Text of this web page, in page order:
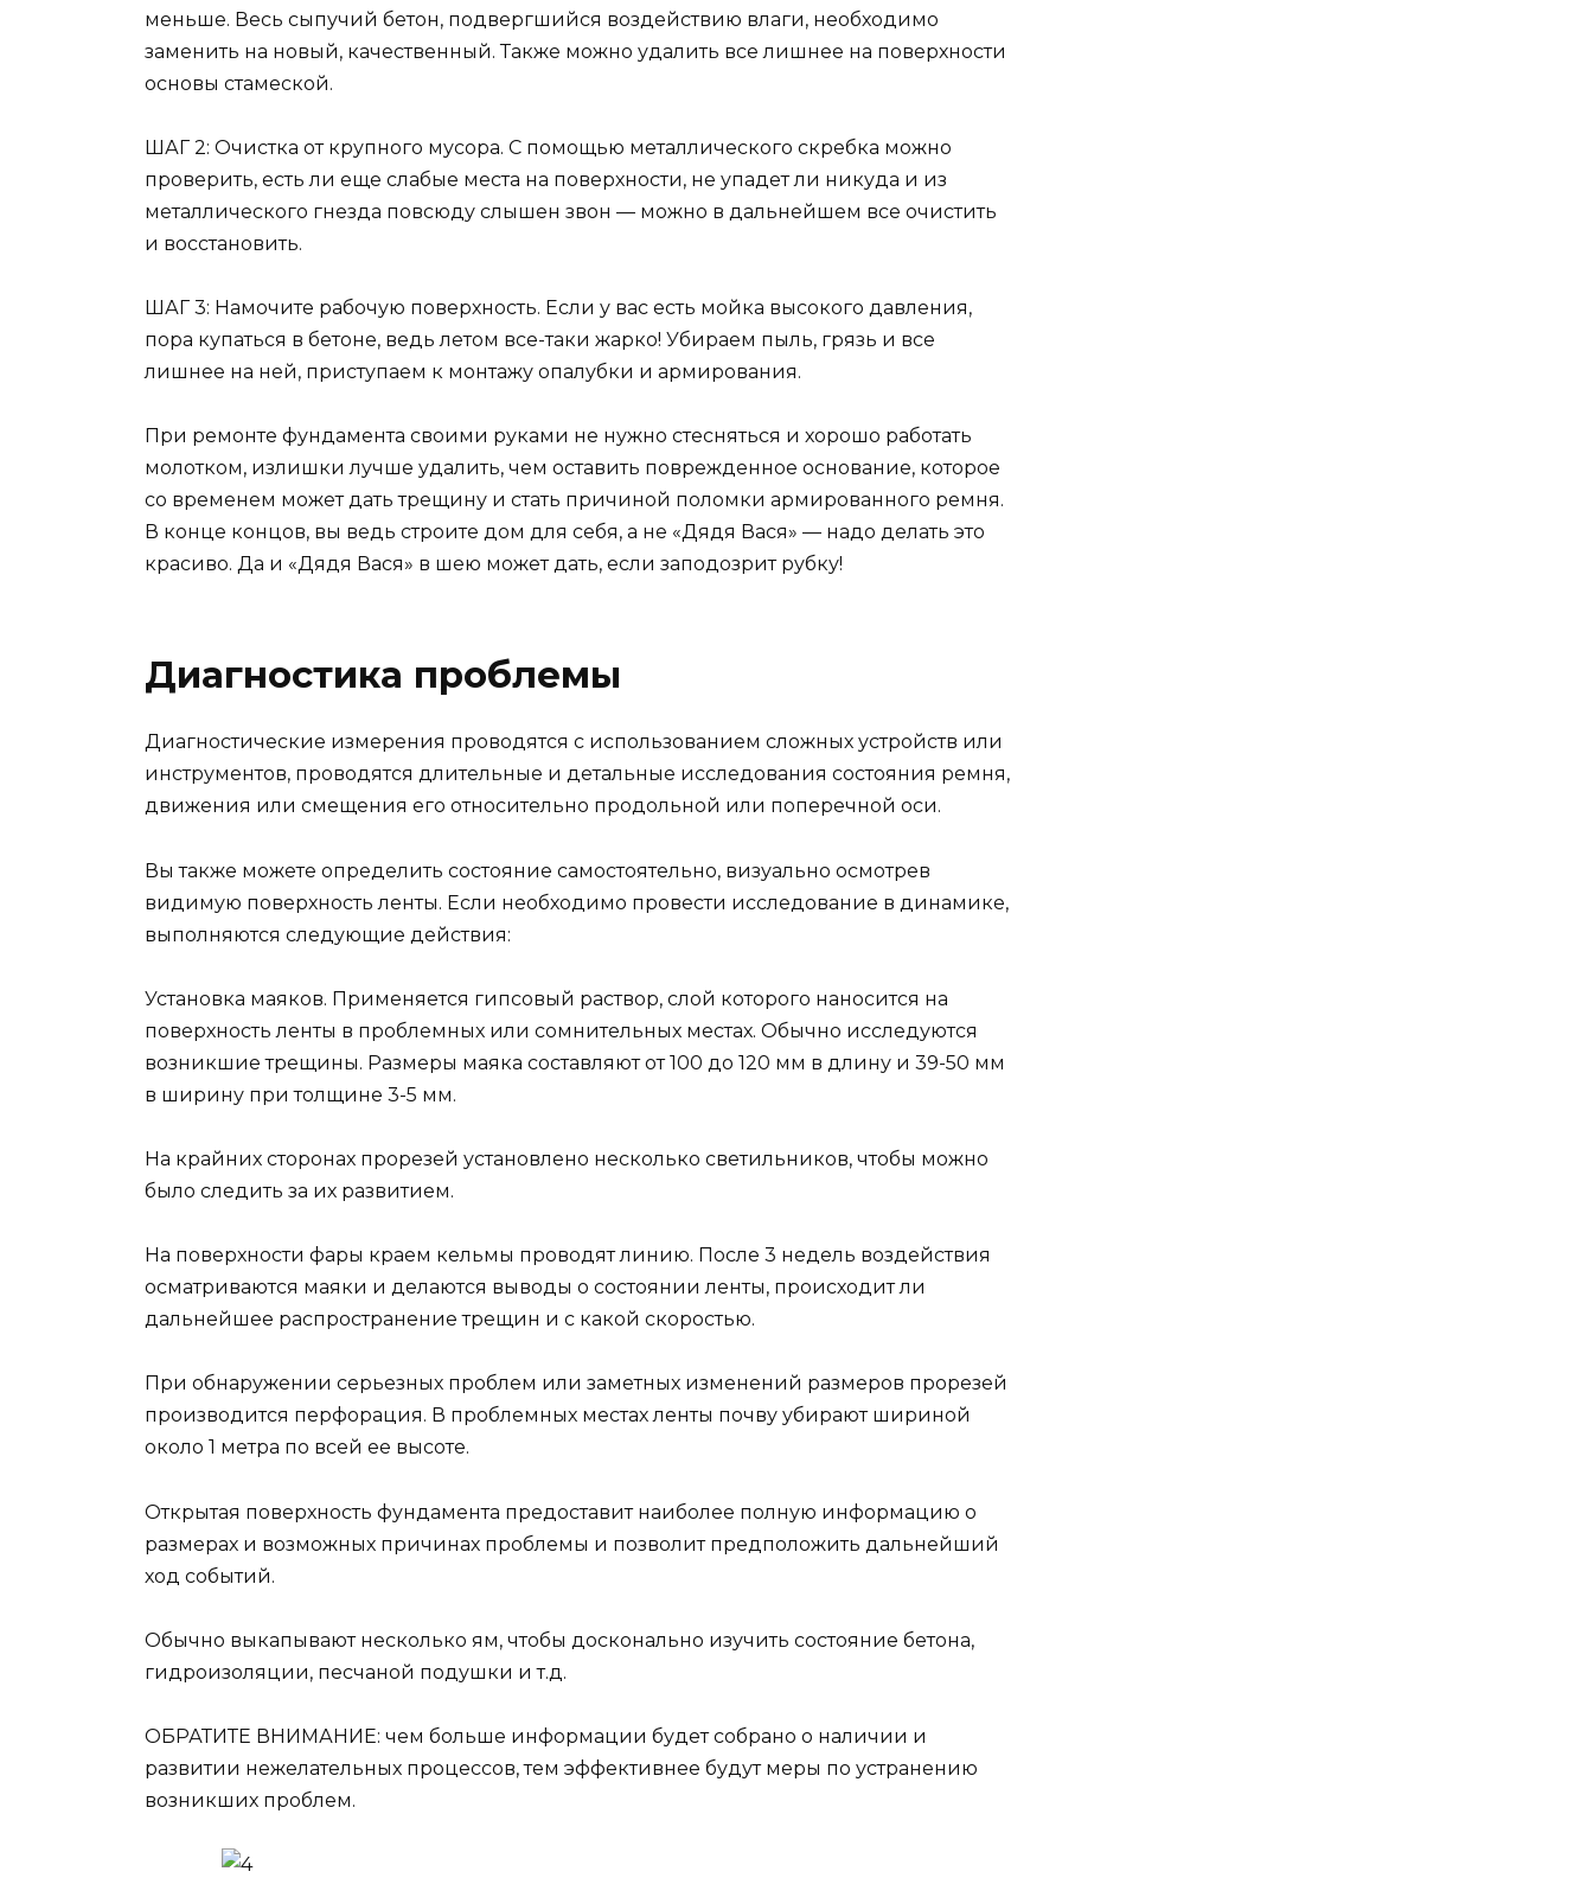
меньше. Весь сыпучий бетон, подвергшийся воздействию влаги, необходимо
заменить на новый, качественный. Также можно удалить все лишнее на поверхности
основы стамеской.
ШАГ 2: Очистка от крупного мусора. С помощью металлического скребка можно
проверить, есть ли еще слабые места на поверхности, не упадет ли никуда и из
металлического гнезда повсюду слышен звон — можно в дальнейшем все очистить
и восстановить.
ШАГ 3: Намочите рабочую поверхность. Если у вас есть мойка высокого давления,
пора купаться в бетоне, ведь летом все-таки жарко! Убираем пыль, грязь и все
лишнее на ней, приступаем к монтажу опалубки и армирования.
При ремонте фундамента своими руками не нужно стесняться и хорошо работать
молотком, излишки лучше удалить, чем оставить поврежденное основание, которое
со временем может дать трещину и стать причиной поломки армированного ремня.
В конце концов, вы ведь строите дом для себя, а не «Дядя Вася» — надо делать это
красиво. Да и «Дядя Вася» в шею может дать, если заподозрит рубку!
Диагностика проблемы
Диагностические измерения проводятся с использованием сложных устройств или
инструментов, проводятся длительные и детальные исследования состояния ремня,
движения или смещения его относительно продольной или поперечной оси.
Вы также можете определить состояние самостоятельно, визуально осмотрев
видимую поверхность ленты. Если необходимо провести исследование в динамике,
выполняются следующие действия:
Установка маяков. Применяется гипсовый раствор, слой которого наносится на
поверхность ленты в проблемных или сомнительных местах. Обычно исследуются
возникшие трещины. Размеры маяка составляют от 100 до 120 мм в длину и 39-50 мм
в ширину при толщине 3-5 мм.
На крайних сторонах прорезей установлено несколько светильников, чтобы можно
было следить за их развитием.
На поверхности фары краем кельмы проводят линию. После 3 недель воздействия
осматриваются маяки и делаются выводы о состоянии ленты, происходит ли
дальнейшее распространение трещин и с какой скоростью.
При обнаружении серьезных проблем или заметных изменений размеров прорезей
производится перфорация. В проблемных местах ленты почву убирают шириной
около 1 метра по всей ее высоте.
Открытая поверхность фундамента предоставит наиболее полную информацию о
размерах и возможных причинах проблемы и позволит предположить дальнейший
ход событий.
Обычно выкапывают несколько ям, чтобы досконально изучить состояние бетона,
гидроизоляции, песчаной подушки и т.д.
ОБРАТИТЕ ВНИМАНИЕ: чем больше информации будет собрано о наличии и
развитии нежелательных процессов, тем эффективнее будут меры по устранению
возникших проблем.